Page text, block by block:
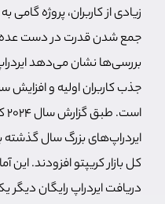
زیادی از کاربران، پروژه
جمع شدن قدرت در دست
بررسی‌ها نشان می‌دهد ایردراپ
جذب کاربران اولیه و
کل بازار کریپتو افزودند.
دریافت ایردراپ رایگان